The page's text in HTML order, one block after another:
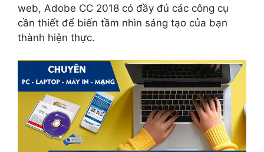
web, Adobe CC 2018 có đầy đủ các công cụ
cần thiết để biến tầm nhìn sáng tạo của bạn
thành hiện thực.